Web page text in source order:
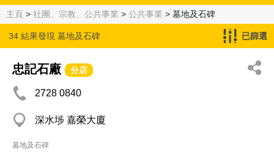
主頁 > 社團、宗教、公共事業 > 公共事業 > 墓地及石碑
34 結果發現 墓地及石碑 已篩選
忠記石廠 分店
2728 0840
深水埗 嘉榮大廈
墓地及石碑